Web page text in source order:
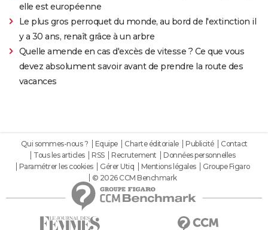
elle est européenne
Le plus gros perroquet du monde, au bord de l'extinction il
y a 30 ans, renaît grâce à un arbre
Quelle amende en cas d'excès de vitesse ? Ce que vous
devez absolument savoir avant de prendre la route des
vacances
Qui sommes-nous ? Equipe Charte éditoriale Publicité
Contact
Tous les articles
RSS Recrutement
Données personnelles
Paramétrer les cookies
Gérer Utiq Mentions légales
Groupe Figaro
© 2026 CCM Benchmark